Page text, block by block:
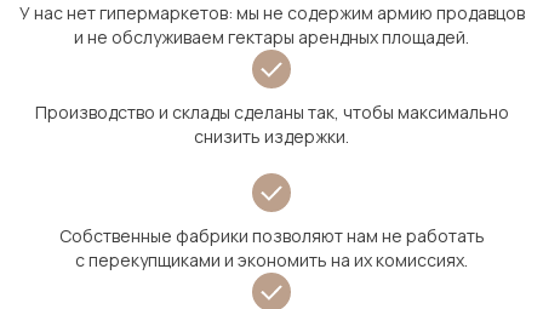
У нас нет гипермаркетов: мы не содержим армию продавцов
и не обслуживаем гектары арендных площадей.
Производство и склады сделаны так, чтобы максимально
снизить издержки.
Собственные фабрики позволяют нам не работать
с перекупщиками и экономить на их комиссиях.